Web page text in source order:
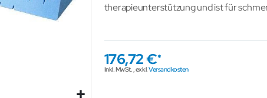
therapieunterstützung und ist für
176,72 €
Inkl. MwSt.,exkl.Versandkosten